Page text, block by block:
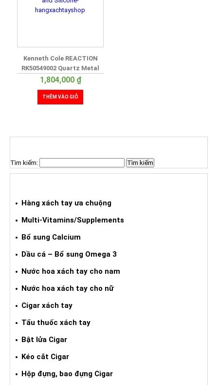
Kenneth Cole REACTION
RK50549002 Quartz Metal
and Silicone
1,804,000 ₫
THÊM VÀO GIỎ
Tìm kiếm:
Hàng xách tay ưa chuộng
Multi-Vitamins/Supplements
Bổ sung Calcium
Dầu cá – Bổ sung Omega 3
Nước hoa xách tay cho nam
Nước hoa xách tay cho nữ
Cigar xách tay
Tẩu thuốc xách tay
Bật lửa Cigar
Kéo cắt Cigar
Hộp đựng, bao đựng Cigar